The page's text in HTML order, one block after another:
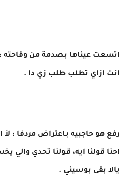
اتسعت عيناها بصدمة من وقاحته :
انت ازاي تطلب طلب زي دا .
رفع هو حاجبيه باعتراض مردفا : لأ
احنا قولنا ايه، قولنا تحدي والي
يالا بقى بوسيني .